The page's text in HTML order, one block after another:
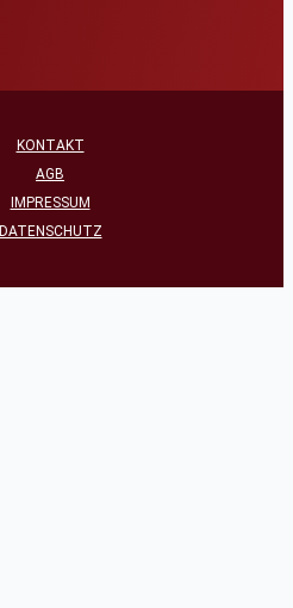
KONTAKT
AGB
IMPRESSUM
DATENSCHUTZ